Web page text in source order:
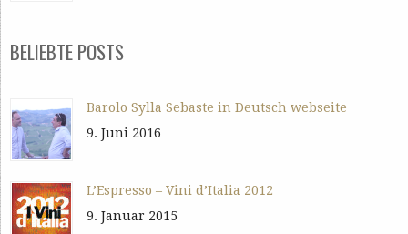
BELIEBTE POSTS
Barolo Sylla Sebaste in Deutsch webseite
9. Juni 2016
L’Espresso – Vini d’Italia 2012
9. Januar 2015